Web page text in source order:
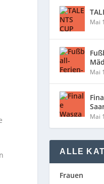
Mai
Mai
Mai
ALLE
Frauen